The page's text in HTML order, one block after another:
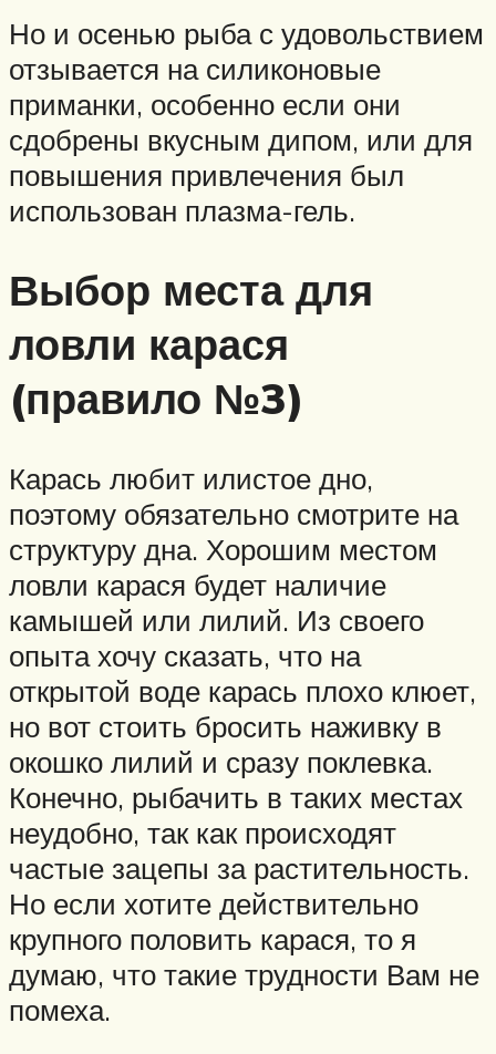
Но и осенью рыба с удовольствием
отзывается на силиконовые
приманки, особенно если они
сдобрены вкусным дипом, или для
повышения привлечения был
использован плазма-гель.
Выбор места для
ловли карася
(правило №3)
Карась любит илистое дно,
поэтому обязательно смотрите на
структуру дна. Хорошим местом
ловли карася будет наличие
камышей или лилий. Из своего
опыта хочу сказать, что на
открытой воде карась плохо клюет,
но вот стоить бросить наживку в
окошко лилий и сразу поклевка.
Конечно, рыбачить в таких местах
неудобно, так как происходят
частые зацепы за растительность.
Но если хотите действительно
крупного половить карася, то я
думаю, что такие трудности Вам не
помеха.